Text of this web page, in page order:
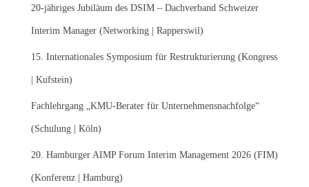
:
20-jähriges Jubiläum des DSIM – Dachverband Schweizer
Interim Manager (Networking | Rapperswil)
15. Internationales Symposium für Restrukturierung (Kongress
| Kufstein)
Fachlehrgang „KMU-Berater für Unternehmensnachfolge“
(Schulung | Köln)
20. Hamburger AIMP Forum Interim Management 2026 (FIM)
(Konferenz | Hamburg)